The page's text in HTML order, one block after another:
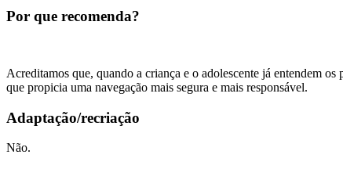
Por que recomenda?
Acreditamos que, quando a criança e o adolescente já entendem
que propicia uma navegação mais segura e mais responsável.
Adaptação/recriação
Não.